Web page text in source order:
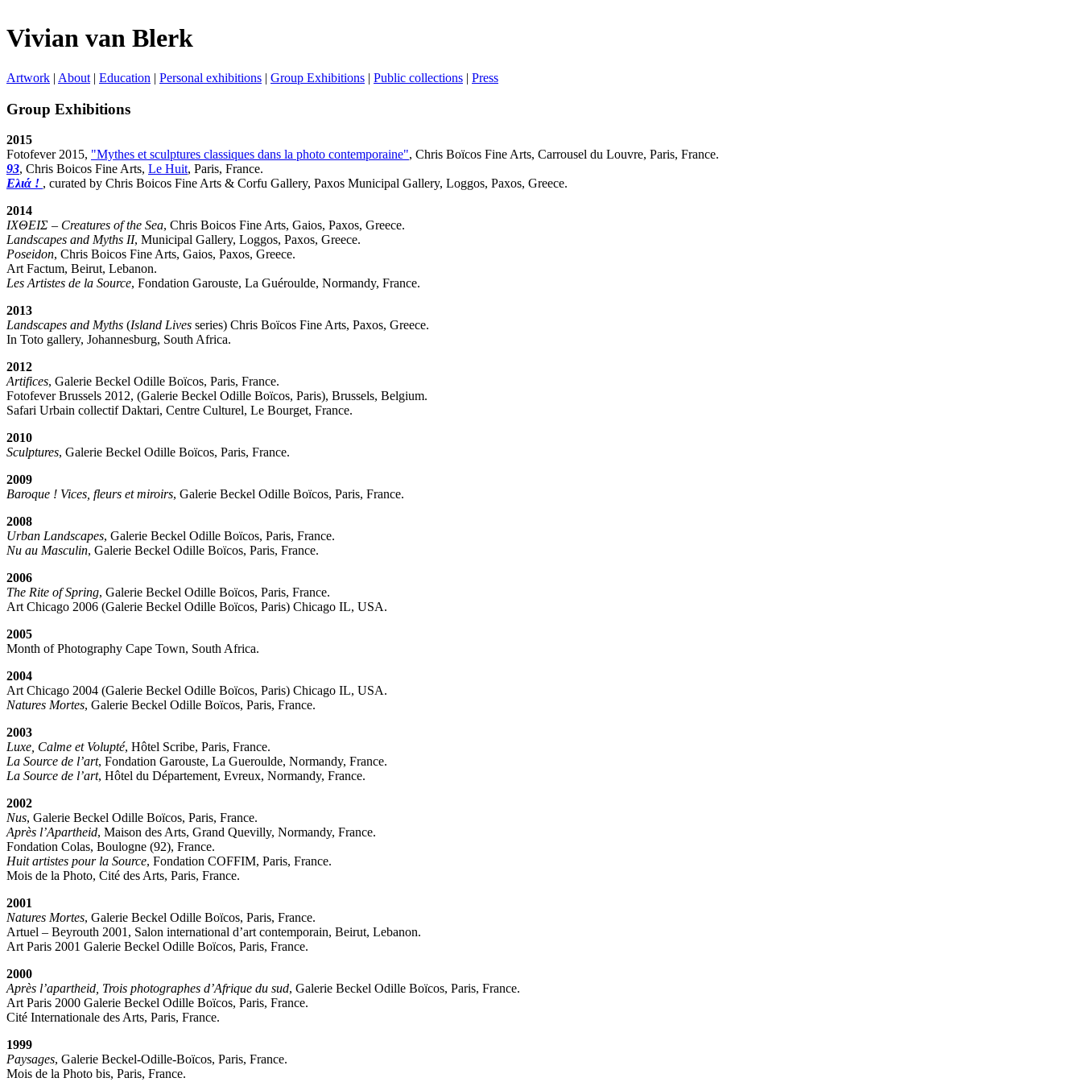
Vivian van Blerk
Artwork | About | Education | Personal exhibitions | Group Exhibitions | Public collections | Press
Group Exhibitions
2015
Fotofever 2015, "Mythes et sculptures classiques dans la photo contemporaine", Chris Boïcos Fine Arts, Carrousel du Louvre, Paris, France.
93, Chris Boicos Fine Arts, Le Huit, Paris, France.
Ελιά ! , curated by Chris Boicos Fine Arts & Corfu Gallery, Paxos Municipal Gallery, Loggos, Paxos, Greece.
2014
ΙΧΘΕΙΣ – Creatures of the Sea, Chris Boicos Fine Arts, Gaios, Paxos, Greece.
Landscapes and Myths II, Municipal Gallery, Loggos, Paxos, Greece.
Poseidon, Chris Boicos Fine Arts, Gaios, Paxos, Greece.
Art Factum, Beirut, Lebanon.
Les Artistes de la Source, Fondation Garouste, La Guéroulde, Normandy, France.
2013
Landscapes and Myths (Island Lives series) Chris Boïcos Fine Arts, Paxos, Greece.
In Toto gallery, Johannesburg, South Africa.
2012
Artifices, Galerie Beckel Odille Boïcos, Paris, France.
Fotofever Brussels 2012, (Galerie Beckel Odille Boïcos, Paris), Brussels, Belgium.
Safari Urbain collectif Daktari, Centre Culturel, Le Bourget, France.
2010
Sculptures, Galerie Beckel Odille Boïcos, Paris, France.
2009
Baroque ! Vices, fleurs et miroirs, Galerie Beckel Odille Boïcos, Paris, France.
2008
Urban Landscapes, Galerie Beckel Odille Boïcos, Paris, France.
Nu au Masculin, Galerie Beckel Odille Boïcos, Paris, France.
2006
The Rite of Spring, Galerie Beckel Odille Boïcos, Paris, France.
Art Chicago 2006 (Galerie Beckel Odille Boïcos, Paris) Chicago IL, USA.
2005
Month of Photography Cape Town, South Africa.
2004
Art Chicago 2004 (Galerie Beckel Odille Boïcos, Paris) Chicago IL, USA.
Natures Mortes, Galerie Beckel Odille Boïcos, Paris, France.
2003
Luxe, Calme et Volupté, Hôtel Scribe, Paris, France.
La Source de l’art, Fondation Garouste, La Gueroulde, Normandy, France.
La Source de l’art, Hôtel du Département, Evreux, Normandy, France.
2002
Nus, Galerie Beckel Odille Boïcos, Paris, France.
Après l’Apartheid, Maison des Arts, Grand Quevilly, Normandy, France.
Fondation Colas, Boulogne (92), France.
Huit artistes pour la Source, Fondation COFFIM, Paris, France.
Mois de la Photo, Cité des Arts, Paris, France.
2001
Natures Mortes, Galerie Beckel Odille Boïcos, Paris, France.
Artuel – Beyrouth 2001, Salon international d’art contemporain, Beirut, Lebanon.
Art Paris 2001 Galerie Beckel Odille Boïcos, Paris, France.
2000
Après l’apartheid, Trois photographes d’Afrique du sud, Galerie Beckel Odille Boïcos, Paris, France.
Art Paris 2000 Galerie Beckel Odille Boïcos, Paris, France.
Cité Internationale des Arts, Paris, France.
1999
Paysages, Galerie Beckel-Odille-Boïcos, Paris, France.
Mois de la Photo bis, Paris, France.